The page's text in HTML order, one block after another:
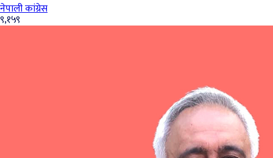
नेपाली कांग्रेस
९,१५९